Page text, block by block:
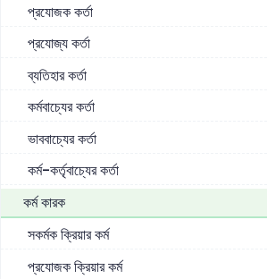
প্রযোজক কর্তা
প্রযোজ্য কর্তা
ব্যতিহার কর্তা
কর্মবাচ্যের কর্তা
ভাববাচ্যের কর্তা
কর্ম-কর্তৃবাচ্যের কর্তা
কর্ম কারক
সকর্মক ক্রিয়ার কর্ম
প্রযোজক ক্রিয়ার কর্ম